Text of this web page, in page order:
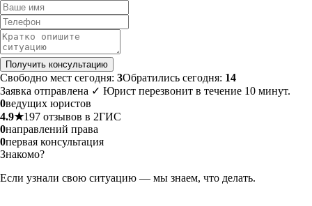
Получить консультацию
Свободно мест сегодня: 3Обратились сегодня: 14
Заявка отправлена ✓ Юрист перезвонит в течение 10 минут.
0ведущих юристов
4.9★197 отзывов в 2ГИС
0направлений права
0первая консультация
Знакомо?
Если узнали свою ситуацию — мы знаем, что делать.